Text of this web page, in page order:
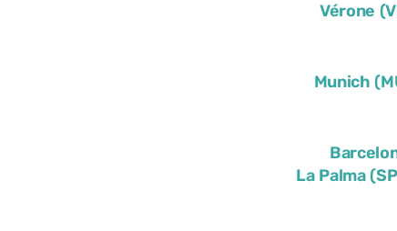
Vérone
Munich
La Palma